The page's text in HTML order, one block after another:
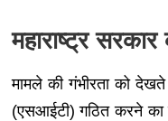
महाराष्ट्र
मामले की गंभीरता को
(एसआईटी) गठित करने का